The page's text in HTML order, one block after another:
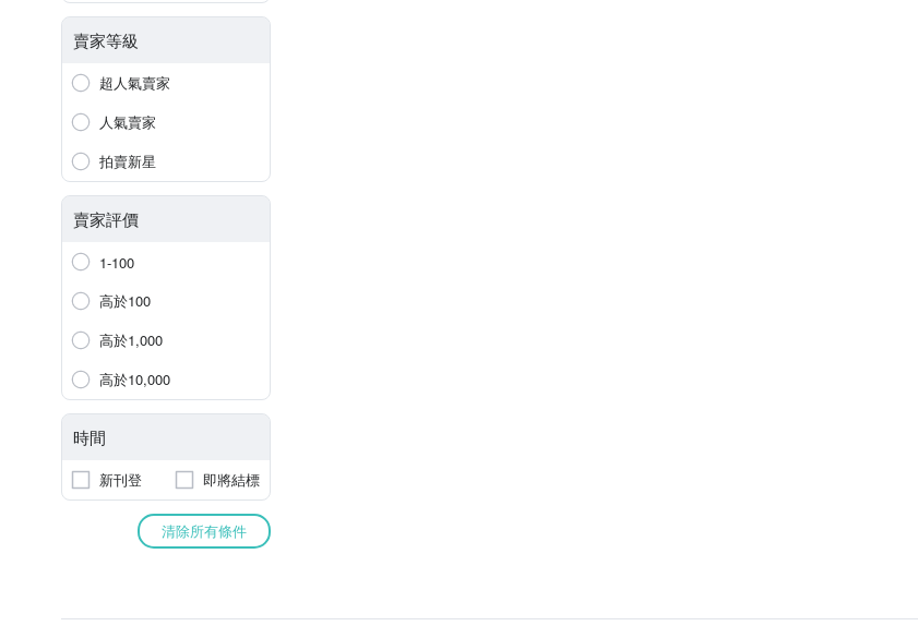
賣家等級
超人氣賣家
人氣賣家
拍賣新星
賣家評價
1-100
高於100
高於1,000
高於10,000
時間
新刊登 即將結標
清除所有條件